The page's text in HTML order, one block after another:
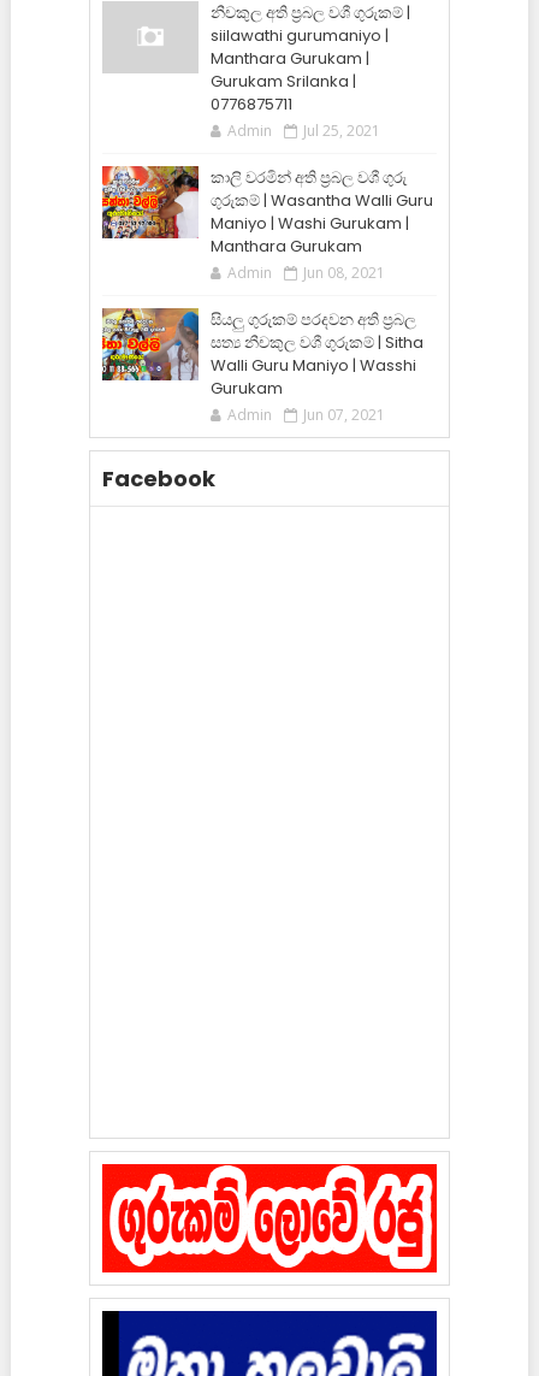
නීචකුල අති ප්‍රබල වශී ගුරුකම් |
siilawathi gurumaniyo |
Manthara Gurukam |
Gurukam Srilanka |
0776875711
Admin Jul 25, 2021
කාලි වරමින් අති ප්‍රබල වශී ගුරු
ගුරුකම් | Wasantha Walli Guru
Maniyo | Washi Gurukam |
Manthara Gurukam
Admin Jun 08, 2021
සියලු ගුරුකම් පරදවන අති ප්‍රබල
සත්‍ය නීචකුල වශී ගුරුකම් | Sitha
Walli Guru Maniyo | Wasshi
Gurukam
Admin Jun 07, 2021
Facebook